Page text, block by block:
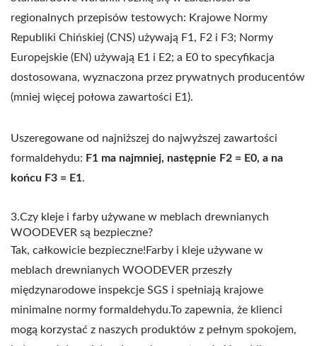
regionalnych przepisów testowych: Krajowe Normy
Republiki Chińskiej (CNS) używają F1, F2 i F3; Normy
Europejskie (EN) używają E1 i E2; a E0 to specyfikacja
dostosowana, wyznaczona przez prywatnych producentów
(mniej więcej połowa zawartości E1).
Uszeregowane od najniższej do najwyższej zawartości
formaldehydu: F1 ma najmniej, następnie F2 = E0, a na
końcu F3 = E1.
3.Czy kleje i farby używane w meblach drewnianych
WOODEVER są bezpieczne?
Tak, całkowicie bezpieczne!Farby i kleje używane w
meblach drewnianych WOODEVER przeszły
międzynarodowe inspekcje SGS i spełniają krajowe
minimalne normy formaldehydu.To zapewnia, że klienci
mogą korzystać z naszych produktów z pełnym spokojem,